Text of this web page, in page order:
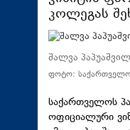
ჯანდაცვა
საზოგადოება
სამართალი
რეგიონი
კოლეგას
შალვა
ფოტო:
საქართველოს
ოფიციალური